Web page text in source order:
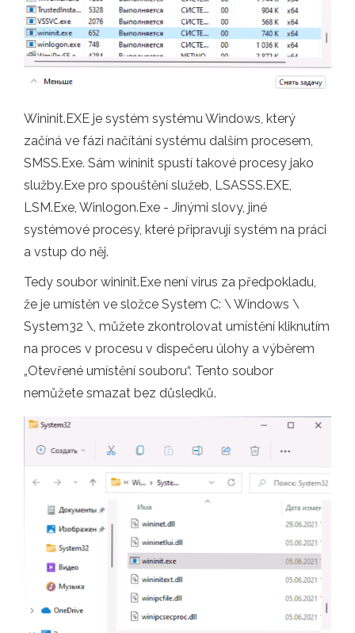
Wininit.EXE je systém systému Windows, který
začíná ve fázi načítání systému dalším procesem,
SMSS.Exe. Sám wininit spustí takové procesy jako
služby.Exe pro spouštění služeb, LSASSS.EXE,
LSM.Exe, Winlogon.Exe - Jinými slovy, jiné
systémové procesy, které připravují systém na práci
a vstup do něj.
Tedy soubor wininit.Exe není virus za předpokladu,
že je umístěn ve složce System C: \ Windows \
System32 \, můžete zkontrolovat umístění kliknutím
na proces v procesu v dispečeru úlohy a výběrem
„Otevřené umístění souboru“. Tento soubor
nemůžete smazat bez důsledků.